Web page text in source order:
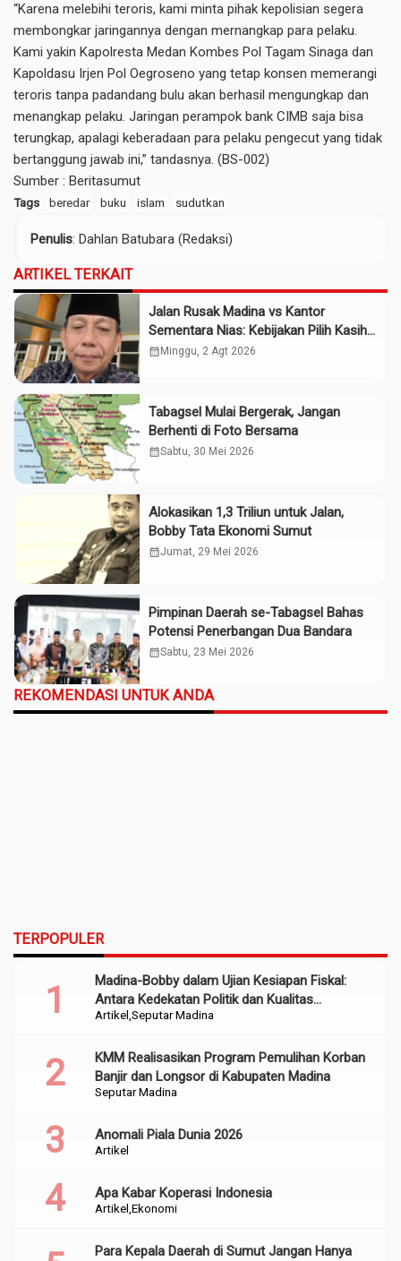
“Karena melebihi teroris, kami minta pihak kepolisian segera
membongkar jaringannya dengan mernangkap para pelaku.
Kami yakin Kapolresta Medan Kombes Pol Tagam Sinaga dan
Kapoldasu Irjen Pol Oegroseno yang tetap konsen memerangi
teroris tanpa padandang bulu akan berhasil mengungkap dan
menangkap pelaku. Jaringan perampok bank CIMB saja bisa
terungkap, apalagi keberadaan para pelaku pengecut yang tidak
bertanggung jawab ini,” tandasnya. (BS-002)
Sumber : Beritasumut
Tags beredar buku islam sudutkan
Penulis: Dahlan Batubara (Redaksi)
ARTIKEL TERKAIT
Jalan Rusak Madina vs Kantor
Sementara Nias: Kebijakan Pilih Kasih
Gubsu
calendar_month Minggu, 2 Agt 2026
Tabagsel Mulai Bergerak, Jangan
Berhenti di Foto Bersama
calendar_monthSabtu, 30 Mei 2026
Alokasikan 1,3 Triliun untuk Jalan,
Bobby Tata Ekonomi Sumut
calendar_monthJumat, 29 Mei 2026
Pimpinan Daerah se-Tabagsel Bahas
Potensi Penerbangan Dua Bandara
calendar_monthSabtu, 23 Mei 2026
REKOMENDASI UNTUK ANDA
TERPOPULER
Artikel Seputar Madina
Madina-Bobby dalam Ujian Kesiapan Fiskal:
Antara Kedekatan Politik dan Kualitas
Perencanaan
Seputar Madina
KMM Realisasikan Program Pemulihan Korban
Banjir dan Longsor di Kabupaten Madina
Artikel
Anomali Piala Dunia 2026
Artikel Ekonomi
Apa Kabar Koperasi Indonesia
Para Kepala Daerah di Sumut Jangan Hanya